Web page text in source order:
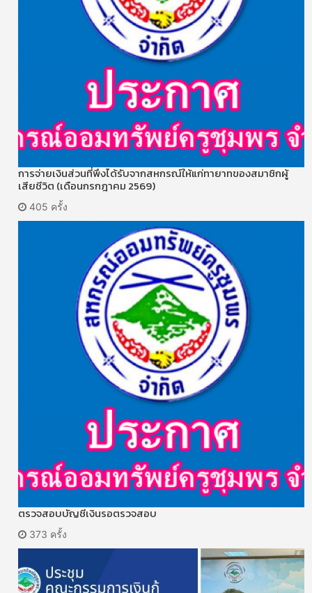
การจ่ายเงินส่วนที่พึงได้รับจากสหกรณ์ให้แก่ทายาทของสมาชิกผู้
เสียชีวิต (เดือนกรกฎาคม 2569)
405 ครั้ง
ตรวจสอบบัญชีเงินรอตรวจสอบ
373 ครั้ง